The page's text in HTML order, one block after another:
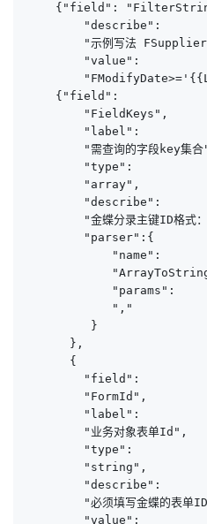
{"field":
        "describe":
"示例写法
        "value":
    {"field":
        "FieldKeys",
        "label":
"需查询的字段key集合
        "type":
        "array",
        "describe":
"金蝶分录主键ID格
        "parser":{
            "name":
            "params":
            ","
         }
      },
      {
        "field":
        "FormId",
        "label":
        "业务对象表单Id",
        "type":
        "string",
        "describe":
"必须填写金蝶的表
        "value":